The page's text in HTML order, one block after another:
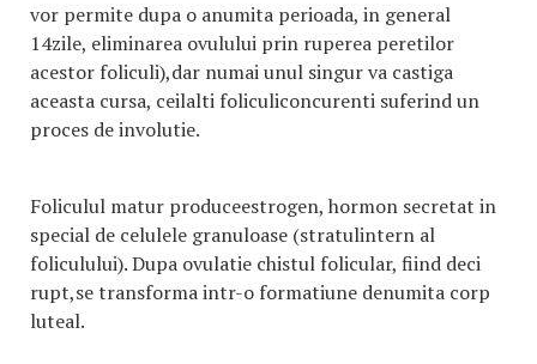
vor permite dupa o anumita perioada, in general
14zile, eliminarea ovulului prin ruperea peretilor
acestor foliculi),dar numai unul singur va castiga
aceasta cursa, ceilalti foliculiconcurenti suferind un
proces de involutie.
Foliculul matur produceestrogen, hormon secretat in
special de celulele granuloase (stratulintern al
foliculului). Dupa ovulatie chistul folicular, fiind deci
rupt,se transforma intr-o formatiune denumita corp
luteal.